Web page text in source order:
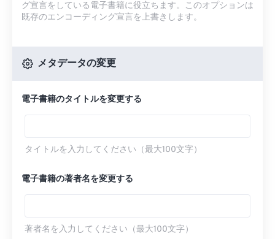
グ宣言をしている電子書籍に役立ちます。このオプションは
既存のエンコーディング宣言を上書きします。
メタデータの変更
電子書籍のタイトルを変更する
タイトルを入力してください（最大100文字）
電子書籍の著者名を変更する
著者名を入力してください（最大100文字）